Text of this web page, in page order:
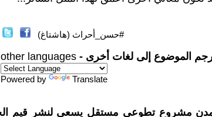
#حسن_أحراث (هاشتاغ)
الموضوع إلى لغات أخرى - languages
Powered by Translate
مشروع تطوعي مستقل يسعى لنشر قيم